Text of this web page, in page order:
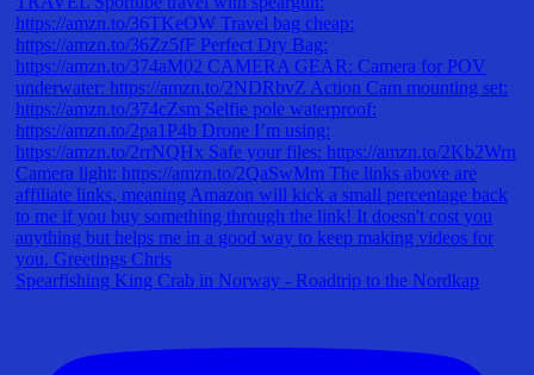
Spearfishing King Crab in Norway - Roadtrip to the Nordkap